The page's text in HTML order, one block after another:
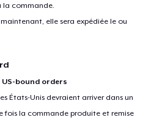
la commande.
elle sera expédiée le ou
US-bound orders
États-Unis devraient arriver dans un
fois la commande produite et remise